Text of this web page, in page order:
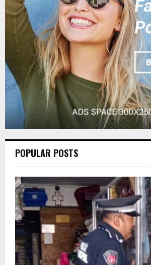
:
POPULAR POSTS